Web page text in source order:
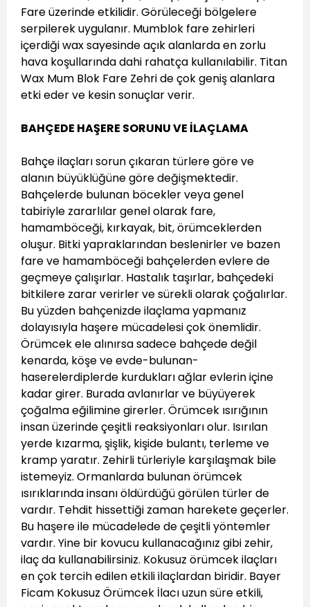
Fare üzerinde etkilidir. Görüleceği bölgelere
serpilerek uygulanır. Mumblok fare zehirleri
içerdiği wax sayesinde açık alanlarda en zorlu
hava koşullarında dahi rahatça kullanılabilir. Titan
Wax Mum Blok Fare Zehri de çok geniş alanlara
etki eder ve kesin sonuçlar verir.
BAHÇEDE HAŞERE SORUNU VE İLAÇLAMA
Bahçe ilaçları sorun çıkaran türlere göre ve
alanın büyüklüğüne göre değişmektedir.
Bahçelerde bulunan böcekler veya genel
tabiriyle zararlılar genel olarak fare,
hamamböceği, kırkayak, bit, örümceklerden
oluşur. Bitki yapraklarından beslenirler ve bazen
fare ve hamamböceği bahçelerden evlere de
geçmeye çalışırlar. Hastalık taşırlar, bahçedeki
bitkilere zarar verirler ve sürekli olarak çoğalırlar.
Bu yüzden bahçenizde ilaçlama yapmanız
dolayısıyla haşere mücadelesi çok önemlidir.
Örümcek ele alınırsa sadece bahçede değil
kenarda, köşe ve evde-bulunan-
haserelerdiplerde kurdukları ağlar evlerin içine
kadar girer. Burada avlanırlar ve büyüyerek
çoğalma eğilimine girerler. Örümcek ısırığının
insan üzerinde çeşitli reaksiyonları olur. Isırılan
yerde kızarma, şişlik, kişide bulantı, terleme ve
kramp yaratır. Zehirli türleriyle karşılaşmak bile
istemeyiz. Ormanlarda bulunan örümcek
ısırıklarında insanı öldürdüğü görülen türler de
vardır. Tehdit hissettiği zaman harekete geçerler.
Bu haşere ile mücadelede de çeşitli yöntemler
vardır. Yine bir kovucu kullanacağınız gibi zehir,
ilaç da kullanabilirsiniz. Kokusuz örümcek ilaçları
en çok tercih edilen etkili ilaçlardan biridir. Bayer
Ficam Kokusuz Örümcek İlacı uzun süre etkili,